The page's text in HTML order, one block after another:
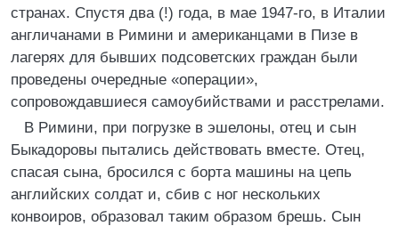
странах. Спустя два (!) года, в мае 1947-го, в Италии
англичанами в Римини и американцами в Пизе в
лагерях для бывших подсоветских граждан были
проведены очередные «операции»,
сопровождавшиеся самоубийствами и расстрелами.
В Римини, при погрузке в эшелоны, отец и сын
Быкадоровы пытались действовать вместе. Отец,
спасая сына, бросился с борта машины на цепь
английских солдат и, сбив с ног нескольких
конвоиров, образовал таким образом брешь. Сын